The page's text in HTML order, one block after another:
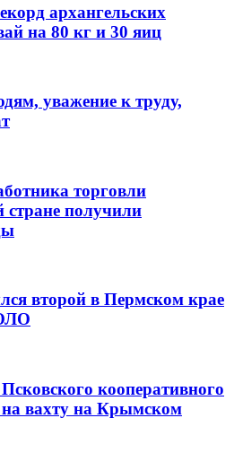
архангельских
на 80 кг и 30 яиц
уважение к труду,
торговли
стране получили
второй в Пермском крае
кооперативного
на вахту на Крымском